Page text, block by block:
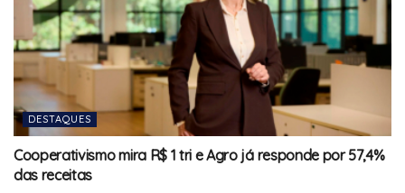
DESTAQUES
Cooperativismo mira R$ 1 tri e Agro já responde por 57,4%
das receitas